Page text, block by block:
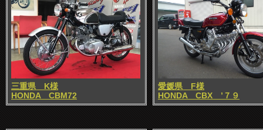
三重県 K様
HONDA CBM72
愛媛県 F様
HONDA CBX ’７９